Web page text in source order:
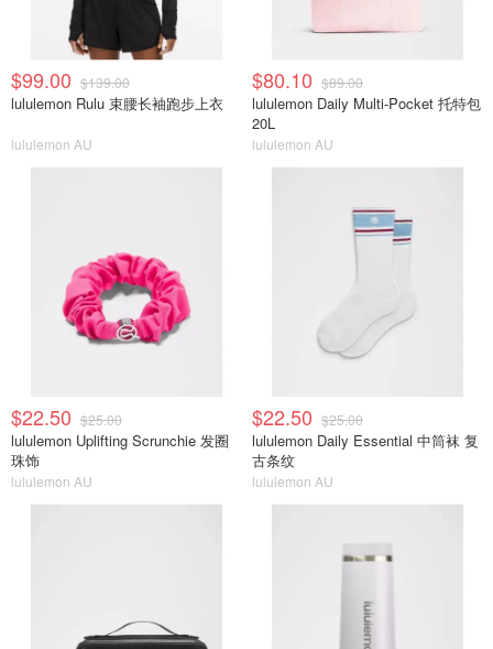
$99.00 $139.00
lululemon Rulu 束腰长袖跑步上衣
lululemon AU
$80.10 $89.00
lululemon Daily Multi-Pocket 托特包
20L
lululemon AU
$22.50 $25.00
lululemon Uplifting Scrunchie 发圈
珠饰
lululemon AU
$22.50 $25.00
lululemon Daily Essential 中筒袜 复
古条纹
lululemon AU